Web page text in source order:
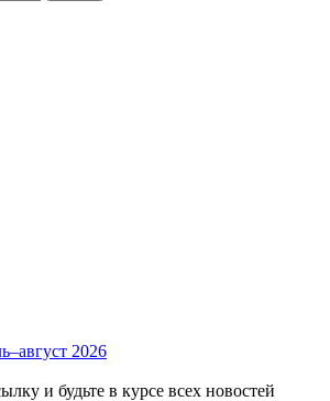
2026
и будьте в курсе всех новостей